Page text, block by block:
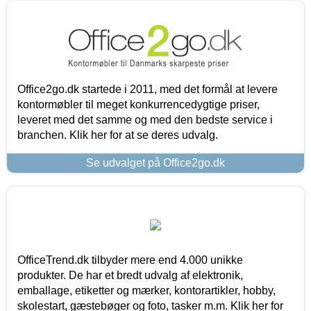
Office2go.dk startede i 2011, med det formål at levere
kontormøbler til meget konkurrencedygtige priser,
leveret med det samme og med den bedste service i
branchen. Klik her for at se deres udvalg.
Se udvalget på Office2go.dk
OfficeTrend.dk tilbyder mere end 4.000 unikke
produkter. De har et bredt udvalg af elektronik,
emballage, etiketter og mærker, kontorartikler, hobby,
skolestart, gæstebøger og foto, tasker m.m. Klik her for